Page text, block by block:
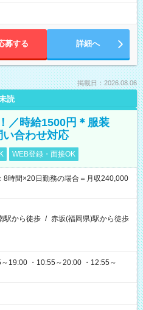
募する 詳細へ
掲載日：2026.08.06
読
／時給1500円＊服装
い合わせ対応
WEB登録・面接OK
時間×20日勤務の場合＝月収240,000
駅から徒歩 / 赤坂(福岡県)駅から徒歩
19:00 ・10:55～20:00 ・12:55～